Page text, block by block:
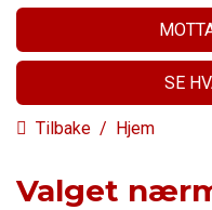
SE
Tilbake / Hjem
Valget